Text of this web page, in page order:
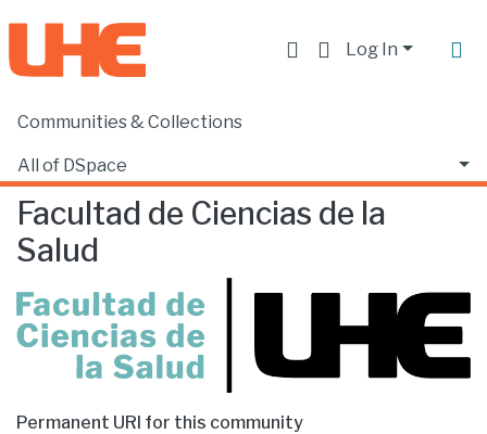
Log In
Communities & Collections
All of DSpace
Home
Facultad de Ciencias de la
Salud
Permanent URI for this community